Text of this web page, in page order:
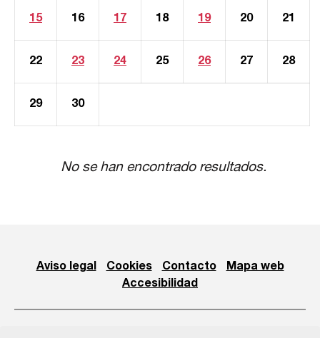
15 16 17 18 19 20 21
22 23 24 25 26 27 28
29 30
No se han encontrado resultados.
Aviso legal Cookies Contacto
Mapa web
Accesibilidad